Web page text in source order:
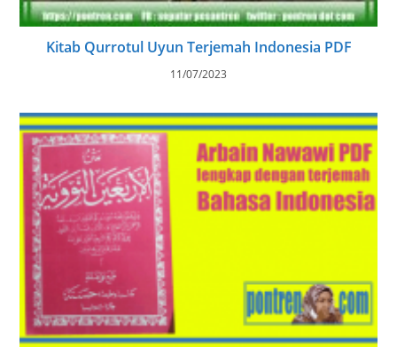
Kitab Qurrotul Uyun Terjemah Indonesia PDF
11/07/2023